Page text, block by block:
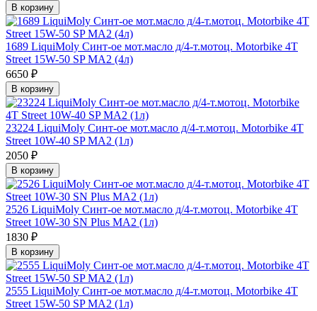
В корзину
1689 LiquiMoly Синт-ое мот.масло д/4-т.мотоц. Motorbike 4T
Street 15W-50 SP MA2 (4л)
6650 ₽
В корзину
23224 LiquiMoly Синт-ое мот.масло д/4-т.мотоц. Motorbike 4T
Street 10W-40 SP MA2 (1л)
2050 ₽
В корзину
2526 LiquiMoly Синт-ое мот.масло д/4-т.мотоц. Motorbike 4T
Street 10W-30 SN Plus MA2 (1л)
1830 ₽
В корзину
2555 LiquiMoly Синт-ое мот.масло д/4-т.мотоц. Motorbike 4T
Street 15W-50 SP MA2 (1л)